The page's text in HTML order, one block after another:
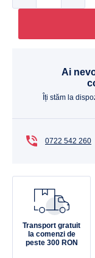
Ai
Îți stăm la
0722 542 260
Transport gratuit
la comenzi de
peste 300 RON